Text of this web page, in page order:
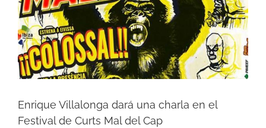
Enrique Villalonga dará una charla en el
Festival de Curts Mal del Cap